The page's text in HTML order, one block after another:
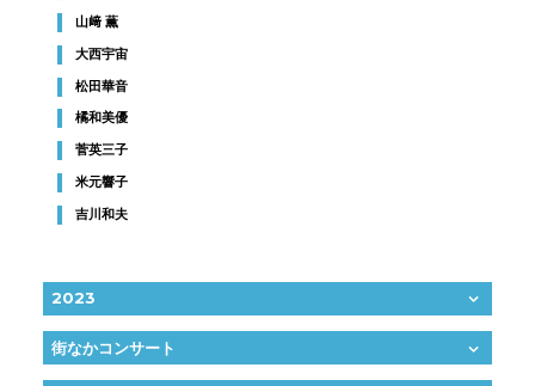
山﨑 薫
大西宇宙
松田華音
橘和美優
菅英三子
米元響子
吉川和夫
2023
街なかコンサート